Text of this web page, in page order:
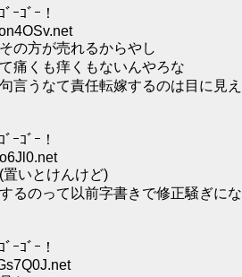
ｰｺﾞｰ！
の方が売れるからやし
痛くも痒くもないんやろな
言うなて責任転嫁するのは目に見え
ｰｺﾞｰ！
置いとけんけど)
るのって以前字書きで修正騒ぎにな
ｰｺﾞｰ！